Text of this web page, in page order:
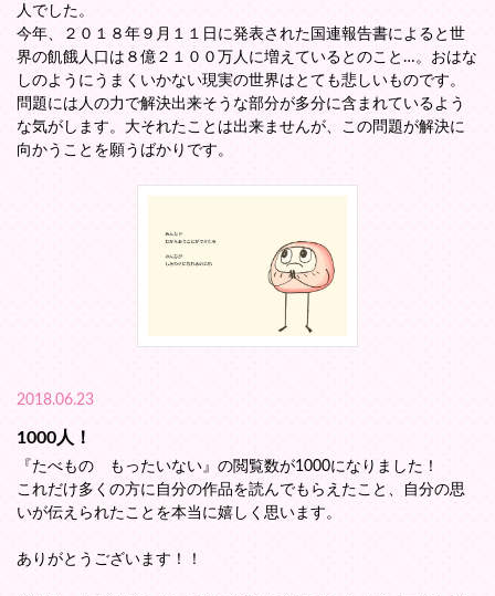
人でした。
今年、２０１８年９月１１日に発表された国連報告書によると世
界の飢餓人口は８億２１００万人に増えているとのこと…。おはな
しのようにうまくいかない現実の世界はとても悲しいものです。
問題には人の力で解決出来そうな部分が多分に含まれているよう
な気がします。大それたことは出来ませんが、この問題が解決に
向かうことを願うばかりです。
2018.06.23
1000人！
『たべもの もったいない』の閲覧数が1000になりました！
これだけ多くの方に自分の作品を読んでもらえたこと、自分の思
いが伝えられたことを本当に嬉しく思います。
ありがとうございます！！